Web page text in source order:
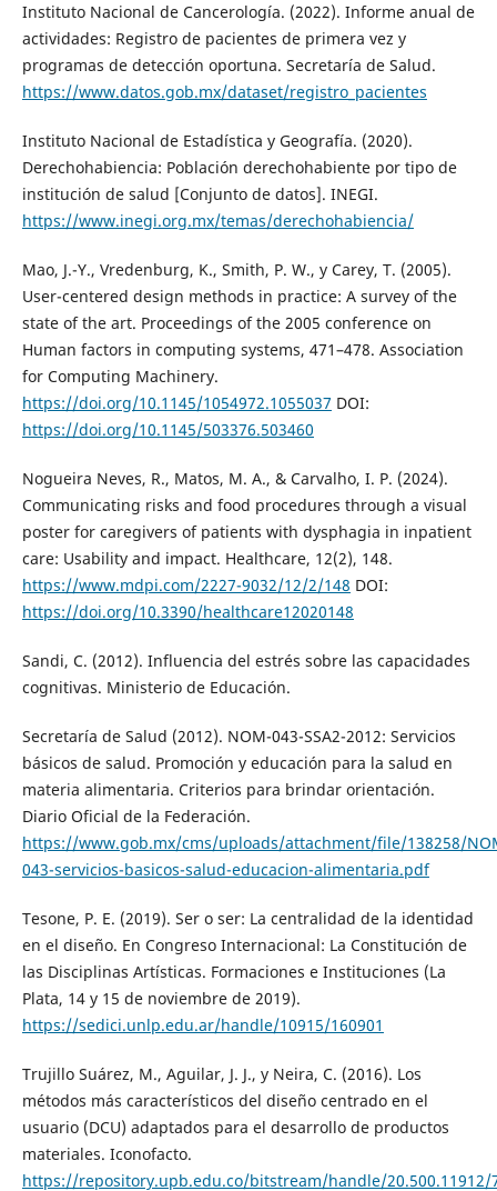
Instituto Nacional de Cancerología. (2022). Informe anual de
actividades: Registro de pacientes de primera vez y
programas de detección oportuna. Secretaría de Salud.
https://www.datos.gob.mx/dataset/registro_pacientes
Instituto Nacional de Estadística y Geografía. (2020).
Derechohabiencia: Población derechohabiente por tipo de
institución de salud [Conjunto de datos]. INEGI.
https://www.inegi.org.mx/temas/derechohabiencia/
Mao, J.-Y., Vredenburg, K., Smith, P. W., y Carey, T. (2005).
User-centered design methods in practice: A survey of the
state of the art. Proceedings of the 2005 conference on
Human factors in computing systems, 471–478. Association
for Computing Machinery.
https://doi.org/10.1145/1054972.1055037 DOI:
https://doi.org/10.1145/503376.503460
Nogueira Neves, R., Matos, M. A., & Carvalho, I. P. (2024).
Communicating risks and food procedures through a visual
poster for caregivers of patients with dysphagia in inpatient
care: Usability and impact. Healthcare, 12(2), 148.
https://www.mdpi.com/2227-9032/12/2/148 DOI:
https://doi.org/10.3390/healthcare12020148
Sandi, C. (2012). Influencia del estrés sobre las capacidades
cognitivas. Ministerio de Educación.
Secretaría de Salud (2012). NOM-043-SSA2-2012: Servicios
básicos de salud. Promoción y educación para la salud en
materia alimentaria. Criterios para brindar orientación.
Diario Oficial de la Federación.
https://www.gob.mx/cms/uploads/attachment/file/138258/
043-servicios-basicos-salud-educacion-alimentaria.pdf
Tesone, P. E. (2019). Ser o ser: La centralidad de la identidad
en el diseño. En Congreso Internacional: La Constitución de
las Disciplinas Artísticas. Formaciones e Instituciones (La
Plata, 14 y 15 de noviembre de 2019).
https://sedici.unlp.edu.ar/handle/10915/160901
Trujillo Suárez, M., Aguilar, J. J., y Neira, C. (2016). Los
métodos más característicos del diseño centrado en el
usuario (DCU) adaptados para el desarrollo de productos
materiales. Iconofacto.
https://repository.upb.edu.co/bitstream/handle/20.500.11912/